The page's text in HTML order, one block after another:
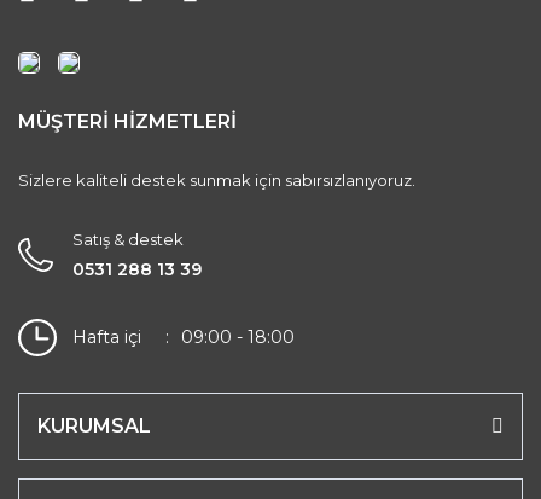
MÜŞTERİ HİZMETLERİ
Sizlere kaliteli destek sunmak için sabırsızlanıyoruz.
Satış & destek
0531 288 13 39
Hafta içi 09:00 - 18:00
KURUMSAL